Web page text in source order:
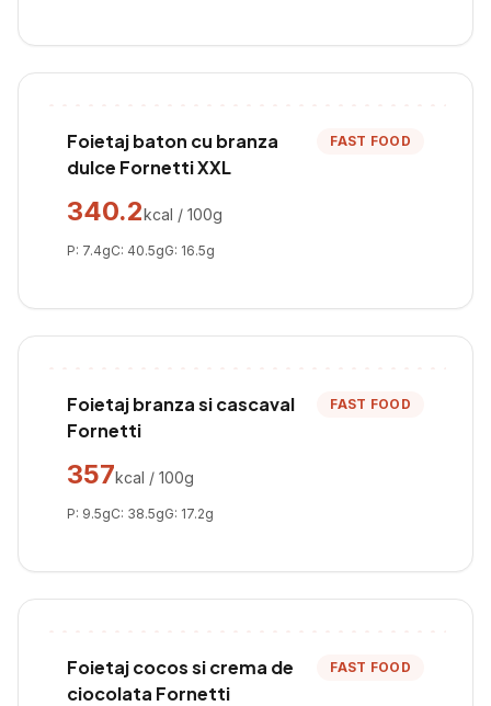
Foietaj baton cu branza
dulce Fornetti XXL
FAST FOOD
340.2kcal / 100g
P: 7.4gC: 40.5gG: 16.5g
Foietaj branza si cascaval
Fornetti
FAST FOOD
357kcal / 100g
P: 9.5gC: 38.5gG: 17.2g
Foietaj cocos si crema de
ciocolata Fornetti
FAST FOOD